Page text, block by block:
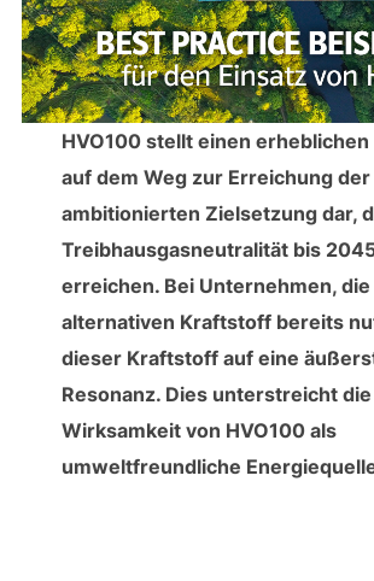
HVO100 stellt einen
auf dem Weg zur Erreichung der
ambitionierten Zielsetzung dar,
Treibhausgasneutralität bis
erreichen. Bei Unternehmen, die
alternativen Kraftstoff bereits
dieser Kraftstoff auf eine
Resonanz. Dies unterstreicht die
Wirksamkeit von HVO100 als
umweltfreundliche